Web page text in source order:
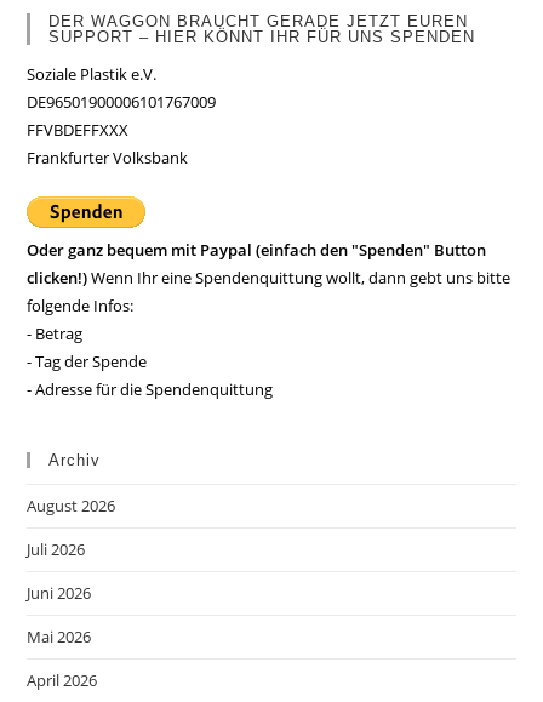
DER WAGGON BRAUCHT GERADE JETZT EUREN
SUPPORT – HIER KÖNNT IHR FÜR UNS SPENDEN
Soziale Plastik e.V.
DE96501900006101767009
FFVBDEFFXXX
Frankfurter Volksbank
Oder ganz bequem mit Paypal (einfach den "Spenden" Button
clicken!)Wenn Ihr eine Spendenquittung wollt, dann gebt uns bitte
folgende Infos:
- Betrag
- Tag der Spende
- Adresse für die Spendenquittung
Archiv
August 2026
Juli 2026
Juni 2026
Mai 2026
April 2026